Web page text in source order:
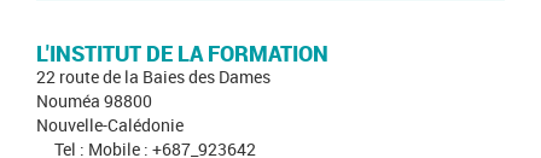
L'INSTITUT DE LA FORMATION
22 route de la Baies des Dames
Nouméa 98800
Nouvelle-Calédonie
Tel : Mobile : +687_923642